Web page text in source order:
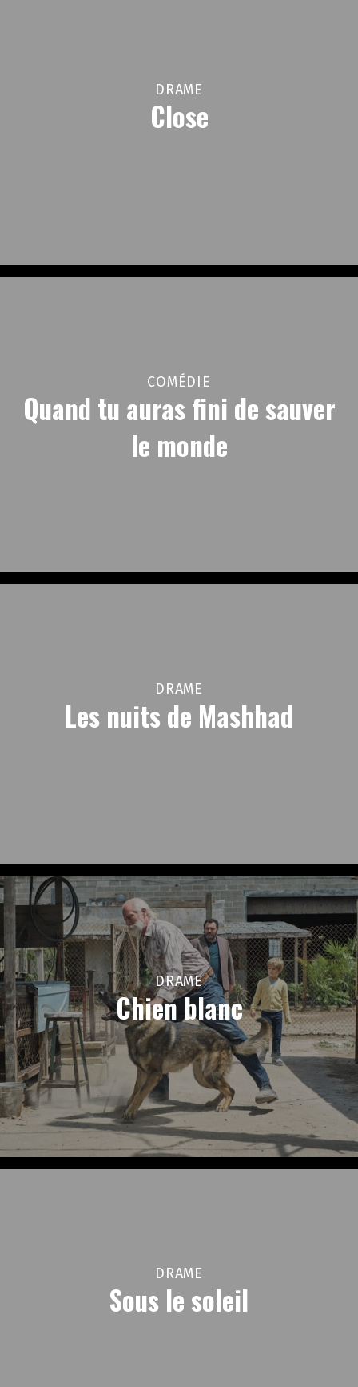
DRAME
Close
COMÉDIE
Quand tu auras fini de sauver
le monde
DRAME
Les nuits de Mashhad
DRAME
Chien blanc
DRAME
Sous le soleil